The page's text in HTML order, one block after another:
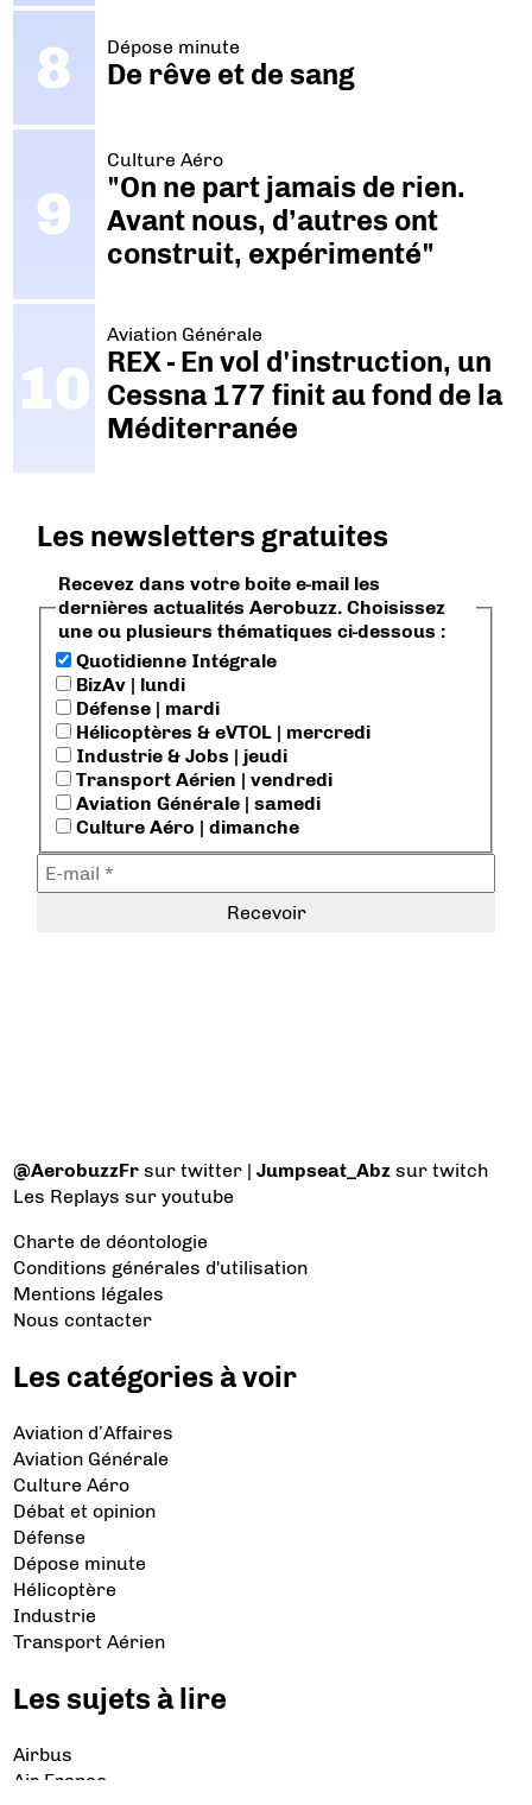
Dépose minute
De rêve et de sang
Culture Aéro
"On ne part jamais de rien.
Avant nous, d’autres ont
construit, expérimenté"
Aviation Générale
REX - En vol d'instruction, un
Cessna 177 finit au fond de la
Méditerranée
Les newsletters gratuites
Recevez dans votre boite e-mail les
dernières actualités Aerobuzz. Choisissez
une ou plusieurs thématiques ci-dessous :
Quotidienne Intégrale
BizAv | lundi
Défense | mardi
Hélicoptères & eVTOL | mercredi
Industrie & Jobs | jeudi
Transport Aérien | vendredi
Aviation Générale | samedi
Culture Aéro | dimanche
@AerobuzzFr sur twitter |Jumpseat_Abz sur twitch
Les Replays sur youtube
Charte de déontologie
Conditions générales d'utilisation
Mentions légales
Nous contacter
Les catégories à voir
Aviation d’Affaires
Aviation Générale
Culture Aéro
Débat et opinion
Défense
Dépose minute
Hélicoptère
Industrie
Transport Aérien
Les sujets à lire
Airbus
Air France